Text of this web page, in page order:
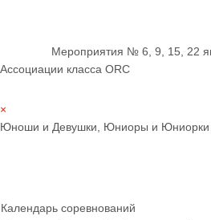
Мероприятия № 6, 9, 15, 22
Ассоциации класса ORC
×
Юноши и Девушки, Юниоры и Юниорки
Календарь соревнований